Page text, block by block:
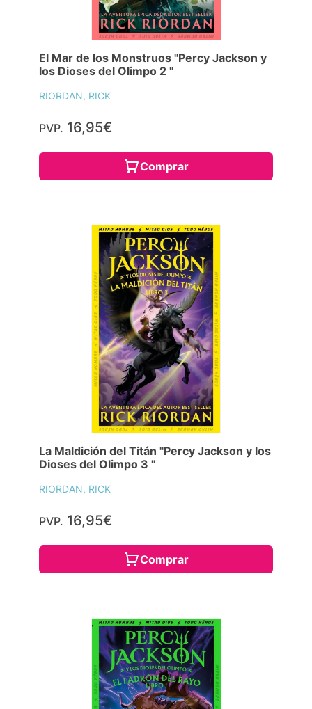
El Mar de los Monstruos "Percy Jackson y
los Dioses del Olimpo 2 "
RIORDAN, RICK
PVP. 16,95€
Comprar
La Maldición del Titán "Percy Jackson y los
Dioses del Olimpo 3 "
RIORDAN, RICK
PVP. 16,95€
Comprar